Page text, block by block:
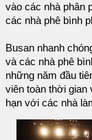
vào các nhà phân
các nhà phê bình
Busan nhanh
và các nhà phê
những năm đầu
viên toàn thời gian
hạn với các nhà